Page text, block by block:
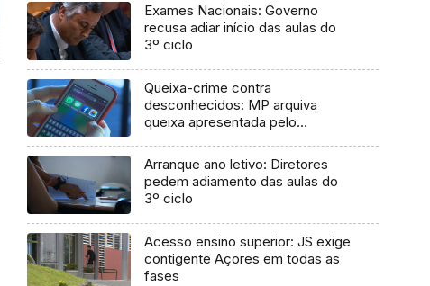
Exames Nacionais: Governo
recusa adiar início das aulas do
3º ciclo
Queixa-crime contra
desconhecidos: MP arquiva
queixa apresentada pelo
Arranque ano letivo: Diretores
pedem adiamento das aulas do
3º ciclo
Acesso ensino superior: JS exige
contigente Açores em todas as
fases